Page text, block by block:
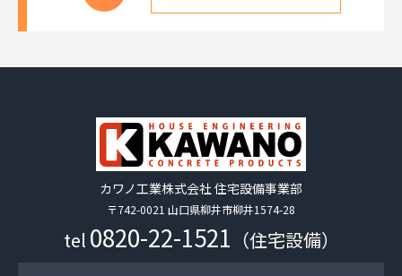
カワノ工業株式会社 住宅設備事業部
〒742-0021 山口県柳井市柳井1574-28
tel 0820-22-1521 （住宅設備）